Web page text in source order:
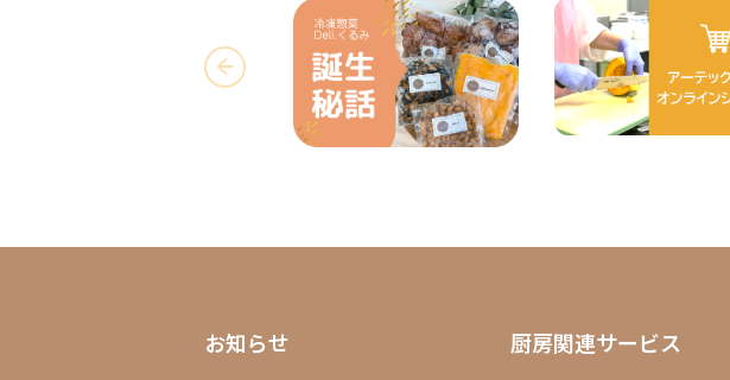
お知らせ 厨房関連サービス